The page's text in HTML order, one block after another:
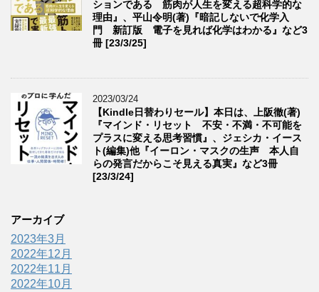
ションである 筋肉が人生を変える超科学的な
理由』、平山令明(著)『暗記しないで化学入
門 新訂版 電子を見れば化学はわかる』など3
冊 [23/3/25]
2023/03/24
【Kindle日替わりセール】本日は、上阪徹(著)
『マインド・リセット 不安・不満・不可能を
プラスに変える思考習慣』、ジェシカ・イース
ト(編集)他『イーロン・マスクの生声 本人自
らの発言だからこそ見える真実』など3冊
[23/3/24]
アーカイブ
2023年3月
2022年12月
2022年11月
2022年10月